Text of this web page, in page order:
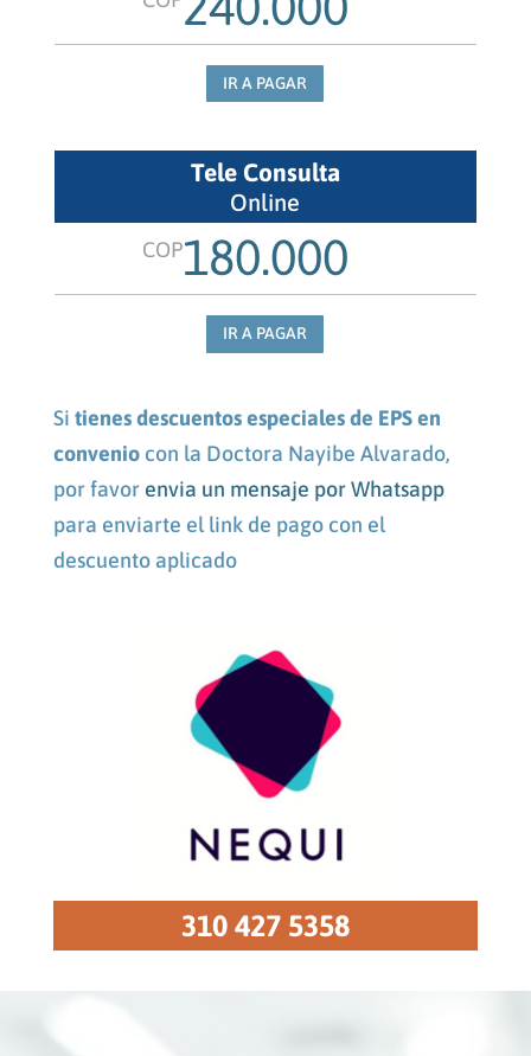
IR A PAGAR
Tele Consulta
Online
COP180.000
IR A PAGAR
Si tienes descuentos especiales de EPS en
conveniocon la Doctora Nayibe Alvarado,
por favor envia un mensaje por Whatsapp
para enviarte el link de pago con el
descuento aplicado
310 427 5358